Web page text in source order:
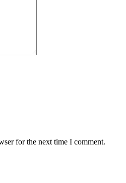
for the next time I comment.